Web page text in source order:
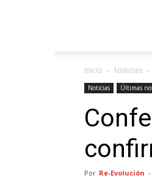
Inicio Noticias
Noticias Últimas
Por Re-Evolución -